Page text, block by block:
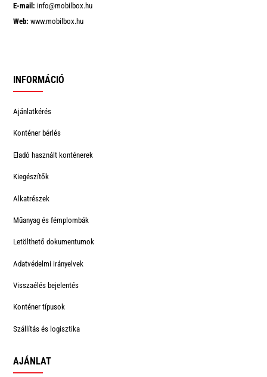
E-mail: info@mobilbox.hu
Web: www.mobilbox.hu
INFORMÁCIÓ
Ajánlatkérés
Konténer bérlés
Eladó használt konténerek
Kiegészítők
Alkatrészek
Műanyag és fémplombák
Letölthető dokumentumok
Adatvédelmi irányelvek
Visszaélés bejelentés
Konténer típusok
Szállítás és logisztika
AJÁNLAT